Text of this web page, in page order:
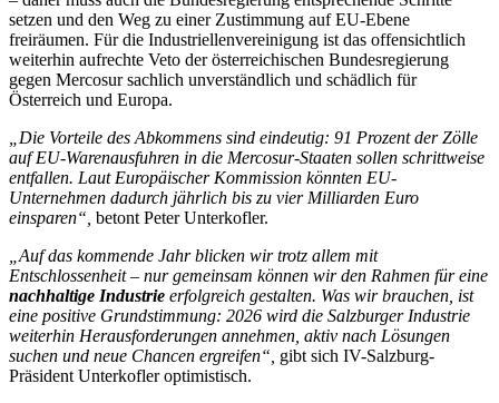
setzen und den Weg zu einer Zustimmung auf EU-Ebene
freiräumen. Für die Industriellenvereinigung ist das offensichtlich
weiterhin aufrechte Veto der österreichischen Bundesregierung
gegen Mercosur sachlich unverständlich und schädlich für
Österreich und Europa.
„Die Vorteile des Abkommens sind eindeutig: 91 Prozent der Zölle
auf EU-Warenausfuhren in die Mercosur-Staaten sollen schrittweise
entfallen. Laut Europäischer Kommission könnten EU-
Unternehmen dadurch jährlich bis zu vier Milliarden Euro
einsparen“, betont Peter Unterkofler.
„Auf das kommende Jahr blicken wir trotz allem mit
Entschlossenheit – nur gemeinsam können wir den Rahmen für eine
nachhaltige Industrie erfolgreich gestalten. Was wir brauchen, ist
eine positive Grundstimmung: 2026 wird die Salzburger Industrie
weiterhin Herausforderungen annehmen, aktiv nach Lösungen
suchen und neue Chancen ergreifen“, gibt sich IV-Salzburg-
Präsident Unterkofler optimistisch.